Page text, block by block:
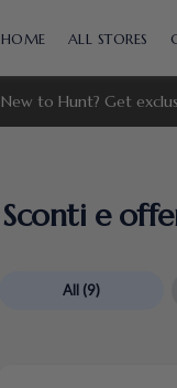
to
HOME ALL STORES
New to Hunt? Get
Sconti e
All (9)